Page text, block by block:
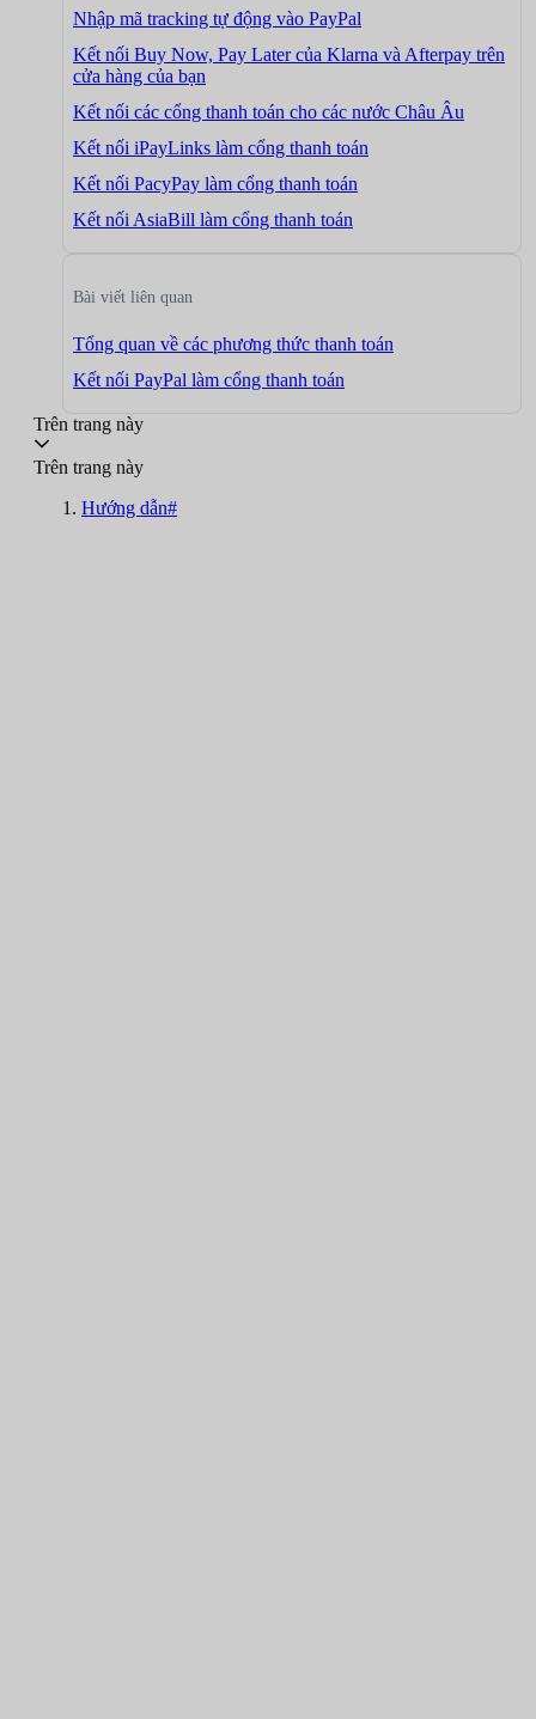
Nhập mã tracking tự động vào PayPal
Kết nối Buy Now, Pay Later của Klarna và Afterpay trên
cửa hàng của bạn
Kết nối các cổng thanh toán cho các nước Châu Âu
Kết nối iPayLinks làm cổng thanh toán
Kết nối PacyPay làm cổng thanh toán
Kết nối AsiaBill làm cổng thanh toán
Bài viết liên quan
Tổng quan về các phương thức thanh toán
Kết nối PayPal làm cổng thanh toán
Trên trang này
Trên trang này
Hướng dẫn#